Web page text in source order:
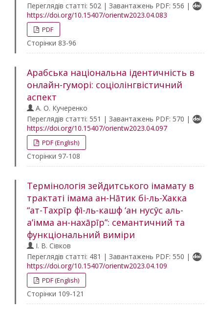
Переглядів статті: 502 | Завантажень PDF: 556 |
https://doi.org/10.15407/orientw2023.04.083
PDF
Сторінки 83-96
Арабська національна ідентичність в
онлайн-гуморі: соціолінгвістичний
аспект
А. О. Кучеренко
Переглядів статті: 551 | Завантажень PDF: 570 |
https://doi.org/10.15407/orientw2023.04.097
PDF (English)
Сторінки 97-108
Термінологія зейдитського імамату в
трактаті імама ан-Нāтик бі-ль-Хакка
“ат-Тахрīр фī-ль-кашф ‘ан нусȳс аль-
а’імма ан-нахāрīр”: семантичний та
функціональний виміри
І. В. Сівков
Переглядів статті: 481 | Завантажень PDF: 550 |
https://doi.org/10.15407/orientw2023.04.109
PDF (English)
Сторінки 109-121